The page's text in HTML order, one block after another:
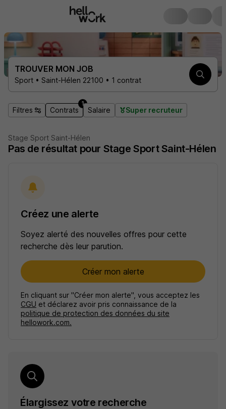
TROUVER MON JOB
Sport • Saint-Hélen 22100 • 1 contrat
Filtres Contrats
1
Salaire Super recruteur
Stage Sport Saint-Hélen
Pas de résultat pour Stage Sport Saint-Hélen
Créez une alerte
Soyez alerté des nouvelles offres pour cette
recherche dès leur parution.
Créer mon alerte
En cliquant sur "Créer mon alerte", vous acceptez les
CGU et déclarez avoir pris connaissance de la
politique de protection des données du site
hellowork.com.
Élargissez votre recherche